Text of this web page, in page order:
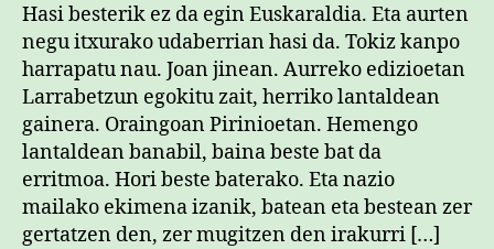
Hasi besterik ez da egin Euskaraldia. Eta aurten
negu itxurako udaberrian hasi da. Tokiz kanpo
harrapatu nau. Joan jinean. Aurreko edizioetan
Larrabetzun egokitu zait, herriko lantaldean
gainera. Oraingoan Pirinioetan. Hemengo
lantaldean banabil, baina beste bat da
erritmoa. Hori beste baterako. Eta nazio
mailako ekimena izanik, batean eta bestean zer
gertatzen den, zer mugitzen den irakurri […]